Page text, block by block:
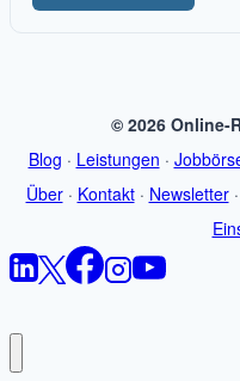
© 2026 Online-
Blog · Leistungen ·
Über· Kontakt· Newsletter·